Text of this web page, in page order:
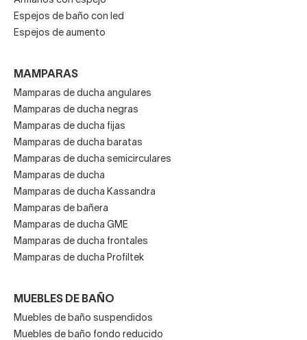
Espejos de baño con led
Espejos de aumento
MAMPARAS
Mamparas de ducha angulares
Mamparas de ducha negras
Mamparas de ducha fijas
Mamparas de ducha baratas
Mamparas de ducha semicirculares
Mamparas de ducha
Mamparas de ducha Kassandra
Mamparas de bañera
Mamparas de ducha GME
Mamparas de ducha frontales
Mamparas de ducha Profiltek
MUEBLES DE BAÑO
Muebles de baño suspendidos
Muebles de baño fondo reducido